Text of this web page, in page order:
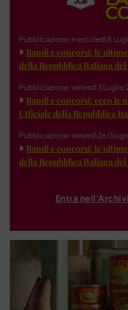
Pubblicazione: mercoledì 8
Bandi e concorsi: le
della Repubblica Italiana del
Pubblicazione: venerdì 3 Luglio
Bandi e concorsi: ecco le
Ufficiale della Repubblica
Pubblicazione: venerdì 26
Bandi e concorsi: le
della Repubblica Italiana
Entra